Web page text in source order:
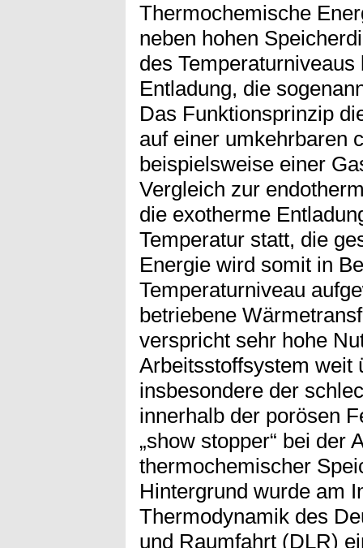
Thermochemische
neben hohen
des
Entladung, die
Das Funktionsprinzip
auf einer umkehrbaren
beispielsweise einer
Vergleich zur
die exotherme
Temperatur statt, die
Energie wird somit in
Temperaturniveau
betriebene
verspricht sehr hohe
Arbeitsstoffsystem weit
insbesondere der
innerhalb der porösen
„show stopper“ bei der
thermochemischer
Hintergrund wurde am
Thermodynamik des
und Raumfahrt (DLR)